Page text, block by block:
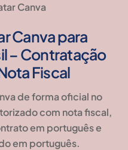
Canva
Canva para
– Contratação
Fiscal
de forma oficial no
com nota fiscal,
em português e
em português.